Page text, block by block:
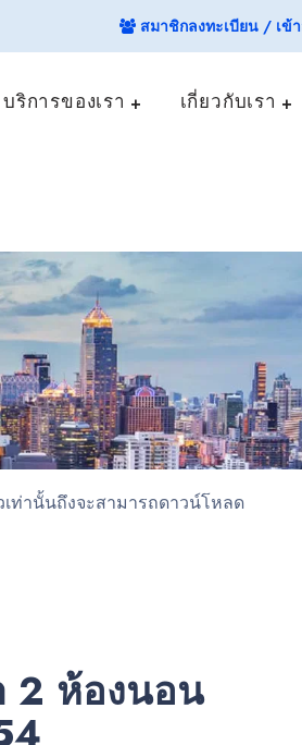
สมาชิกลงทะเบียน / เข้
บริการของเรา เกี่ยวกับเรา
ท่านั้นถึงจะสามารถดาวน์โหลด
2 ห้องนอน